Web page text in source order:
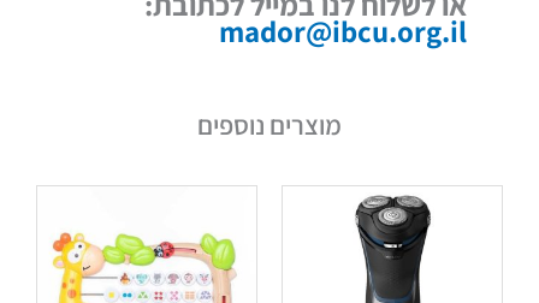
mador@ibcu.org.il
מוצרים נוספים